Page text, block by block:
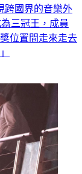
跨國界的音樂外
三冠王，成員
位置間走來走去